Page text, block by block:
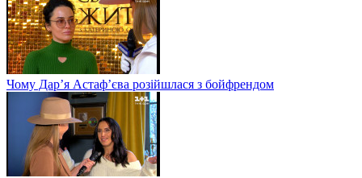
Чому Дар’я Астаф’єва розійшлася з бойфрендом